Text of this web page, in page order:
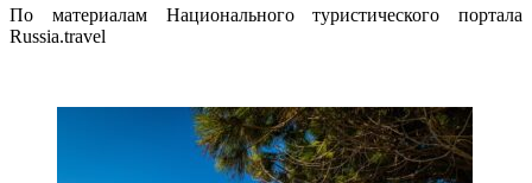
По материалам Национального туристического портала
Russia.travel